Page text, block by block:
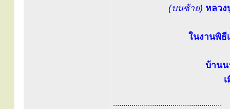
(บนซ้าย) หลวง
ในงานพิธี
บ้านน
.....................................................